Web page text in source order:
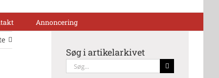
Annoncering
Søg i artikelarkivet
Søg
efter: